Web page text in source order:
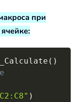
при
( )
)
Copy